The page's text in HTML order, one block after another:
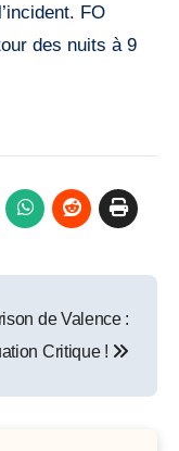
FO
des nuits à 9
de Valence :
Critique !